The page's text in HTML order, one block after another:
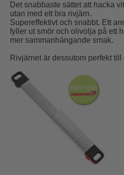
Det snabbaste sättet att hacka
utan med ett bra rivjärn.
Supereffektivt och snabbt. Ett
fyller ut smör och olivolja på ett
mer sammanhängande smak.
Rivjärnet är dessutom perfekt